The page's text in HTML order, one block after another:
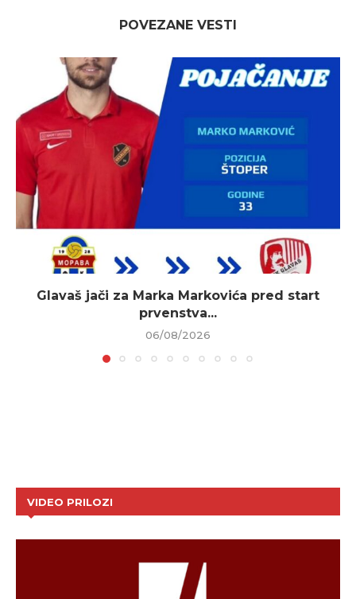
POVEZANE VESTI
Glavaš jači za Marka Markovića pred start
prvenstva...
06/08/2026
VIDEO PRILOZI